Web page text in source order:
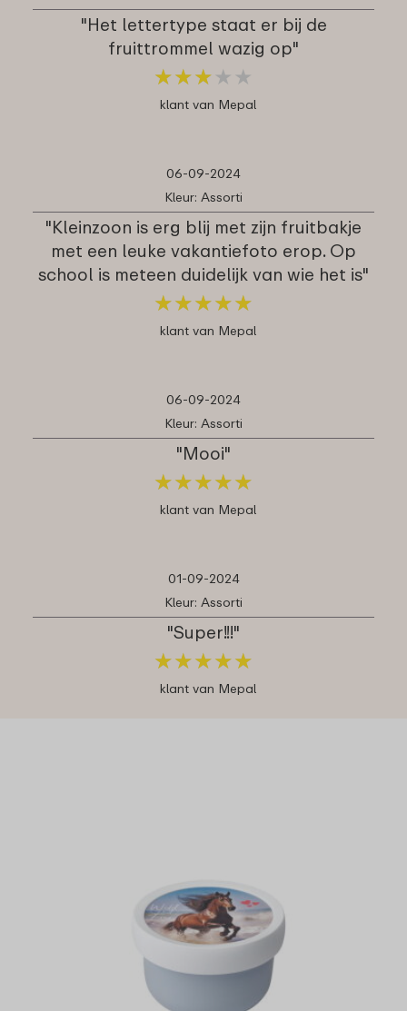
"Het lettertype staat er bij de
fruittrommel wazig op"
★★★ ★ ★
★★★ ★ ★
klant van Mepal
06-09-2024
Kleur: Assorti
"Kleinzoon is erg blij met zijn fruitbakje
met een leuke vakantiefoto erop. Op
school is meteen duidelijk van wie het is"
★★★★★
★★★★★
klant van Mepal
06-09-2024
Kleur: Assorti
"Mooi"
★★★★★
★★★★★
klant van Mepal
01-09-2024
Kleur: Assorti
"Super!!!"
★★★★★
★★★★★
klant van Mepal